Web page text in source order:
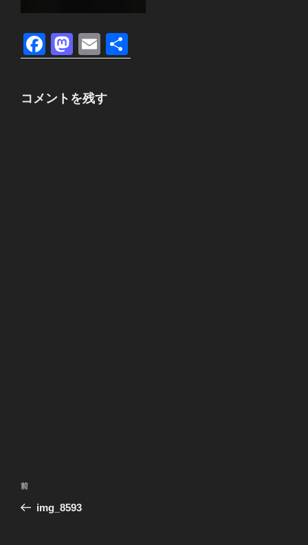
F
a
c
e
M
a
st
o
E
m
ail
有
コメントを残す
投
ナ
前
の
前
img_8593